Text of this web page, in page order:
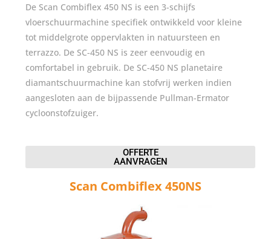
De Scan Combiflex 450 NS is een 3-schijfs
vloerschuurmachine specifiek ontwikkeld voor kleine
tot middelgrote oppervlakten in natuursteen en
terrazzo. De SC-450 NS is zeer eenvoudig en
comfortabel in gebruik. De SC-450 NS planetaire
diamantschuurmachine kan stofvrij werken indien
aangesloten aan de bijpassende Pullman-Ermator
cycloonstofzuiger.
OFFERTE
AANVRAGEN
Scan Combiflex 450NS